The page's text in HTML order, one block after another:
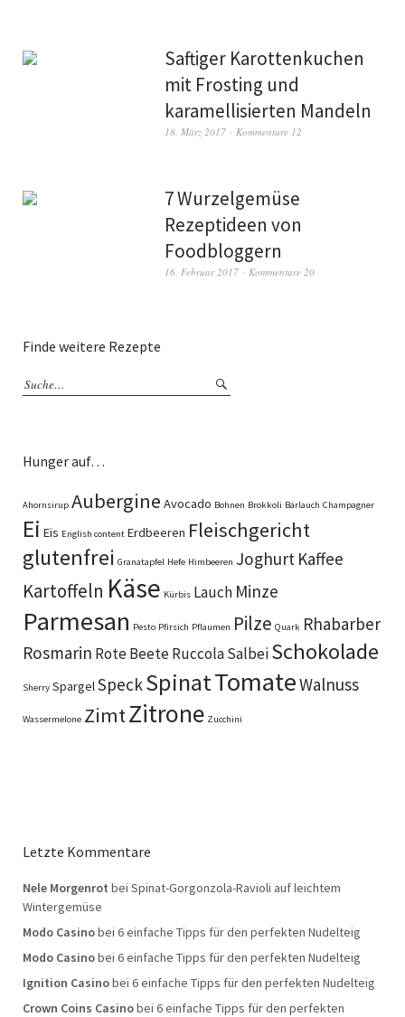
Saftiger Karottenkuchen
mit Frosting und
karamellisierten Mandeln
18. März 2017 Kommentare 12
7 Wurzelgemüse
Rezeptideen von
Foodbloggern
16. Februar 2017 Kommentare 20
Finde weitere Rezepte
Hunger auf…
Ahornsirup Aubergine Avocado Bohnen Brokkoli Bärlauch Champagner
Ei Eis English content Erdbeeren Fleischgericht
glutenfrei Granatapfel Hefe Himbeeren Joghurt Kaffee
Kartoffeln Käse Kürbis Lauch Minze
Parmesan Pesto Pfirsich Pflaumen Pilze Quark Rhabarber
Rosmarin Rote BeeteRuccolaSalbeiSchokolade
Sherry Spargel Speck SpinatTomateWalnuss
Wassermelone ZimtZitrone Zucchini
Letzte Kommentare
Nele Morgenrot bei Spinat-Gorgonzola-Ravioli auf leichtem
Wintergemüse
Modo Casinobei 6 einfache Tipps für den perfekten Nudelteig
Modo Casinobei 6 einfache Tipps für den perfekten Nudelteig
Ignition Casinobei 6 einfache Tipps für den perfekten Nudelteig
Crown Coins Casinobei 6 einfache Tipps für den perfekten